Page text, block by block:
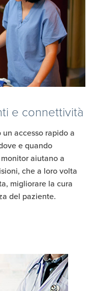
e connettività
accesso rapido a
e quando
aiutano a
che a loro volta
migliorare la cura
del paziente.